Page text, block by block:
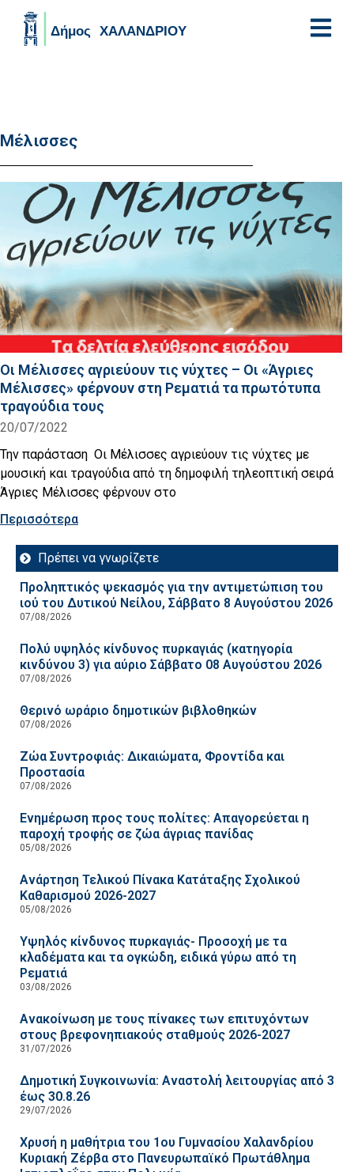
Μέλισσες
Οι Μέλισσες αγριεύουν τις νύχτες – Οι «Άγριες
Μέλισσες» φέρνουν στη Ρεματιά τα πρωτότυπα
τραγούδια τους
20/07/2022
Την παράσταση Οι Μέλισσες αγριεύουν τις νύχτες με
μουσική και τραγούδια από τη δημοφιλή τηλεοπτική σειρά
Άγριες Μέλισσες φέρνουν στο
Περισσότερα
Πρέπει να γνωρίζετε
Προληπτικός ψεκασμός για την αντιμετώπιση του
ιού του Δυτικού Νείλου, Σάββατο 8 Αυγούστου 2026
07/08/2026
Πολύ υψηλός κίνδυνος πυρκαγιάς (κατηγορία
κινδύνου 3) για αύριο Σάββατο 08 Αυγούστου 2026
07/08/2026
Θερινό ωράριο δημοτικών βιβλοθηκών
07/08/2026
Ζώα Συντροφιάς: Δικαιώματα, Φροντίδα και
Προστασία
07/08/2026
Ενημέρωση προς τους πολίτες: Απαγορεύεται η
παροχή τροφής σε ζώα άγριας πανίδας
05/08/2026
Ανάρτηση Τελικού Πίνακα Κατάταξης Σχολικού
Καθαρισμού 2026-2027
05/08/2026
Υψηλός κίνδυνος πυρκαγιάς- Προσοχή με τα
κλαδέματα και τα ογκώδη, ειδικά γύρω από τη
Ρεματιά
03/08/2026
Ανακοίνωση με τους πίνακες των επιτυχόντων
στους βρεφονηπιακούς σταθμούς 2026-2027
31/07/2026
Δημοτική Συγκοινωνία: Αναστολή λειτουργίας από 3
έως 30.8.26
29/07/2026
Χρυσή η μαθήτρια του 1ου Γυμνασίου Χαλανδρίου
Κυριακή Ζέρβα στο Πανευρωπαϊκό Πρωτάθλημα